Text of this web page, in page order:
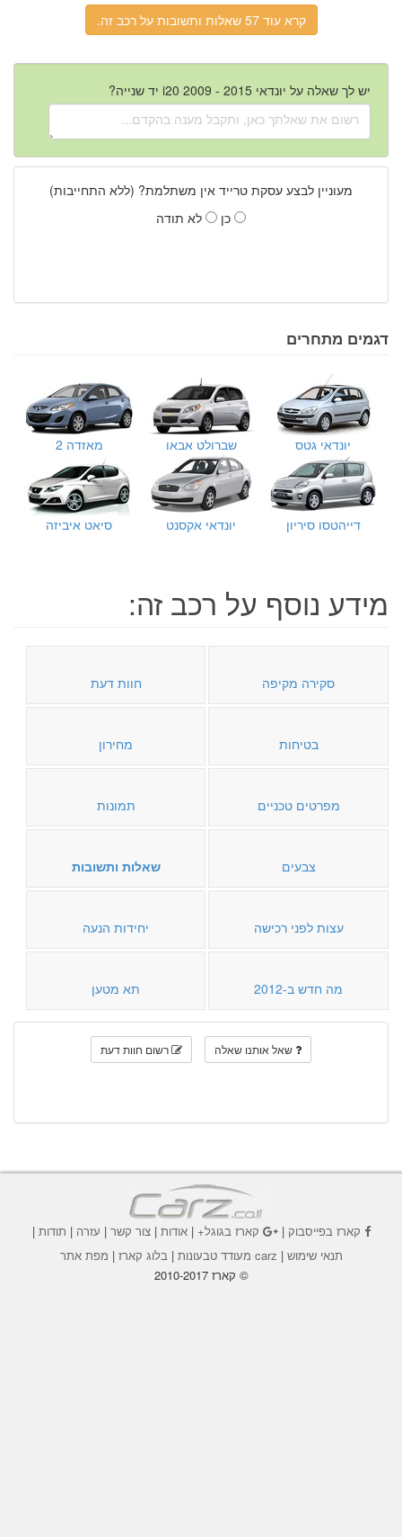
קרא עוד 57 שאלות ותשובות על רכב זה.
יש לך שאלה על יונדאי i20 2009 - 2015 יד שנייה?
מעוניין לבצע עסקת טרייד אין משתלמת? (ללא התחייבות)
כן
לא תודה
דגמים מתחרים
יונדאי גטס שברולט אבאו מאזדה 2
דייהטסו סיריון יונדאי אקסנט סיאט איביזה
מידע נוסף על רכב זה:
סקירה מקיפה חוות דעת
בטיחות מחירון
מפרטים טכניים תמונות
צבעים שאלות ותשובות
עצות לפני רכישה יחידות הנעה
מה חדש ב-2012 תא מטען
שאל אותנו שאלה רשום חוות דעת
קארז בפייסבוק| קארז בגוגל+|אודות |צור קשר | עזרה | תודות |
תנאי שימוש | carz מעודד טבעונות |בלוג קארז | מפת אתר
© קארז 2010-2017